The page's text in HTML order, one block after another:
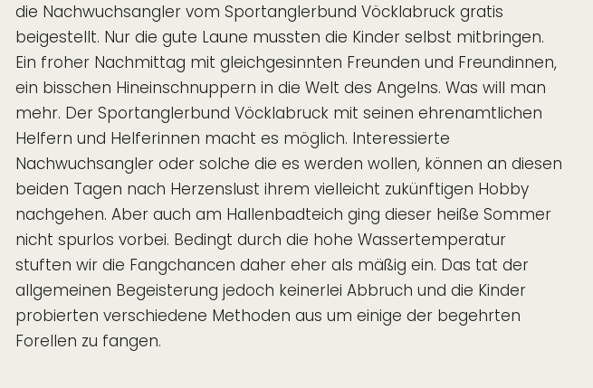
die Nachwuchsangler vom Sportanglerbund Vöcklabruck gratis
beigestellt. Nur die gute Laune mussten die Kinder selbst mitbringen.
Ein froher Nachmittag mit gleichgesinnten Freunden und Freundinnen,
ein bisschen Hineinschnuppern in die Welt des Angelns. Was will man
mehr. Der Sportanglerbund Vöcklabruck mit seinen ehrenamtlichen
Helfern und Helferinnen macht es möglich. Interessierte
Nachwuchsangler oder solche die es werden wollen, können an diesen
beiden Tagen nach Herzenslust ihrem vielleicht zukünftigen Hobby
nachgehen. Aber auch am Hallenbadteich ging dieser heiße Sommer
nicht spurlos vorbei. Bedingt durch die hohe Wassertemperatur
stuften wir die Fangchancen daher eher als mäßig ein. Das tat der
allgemeinen Begeisterung jedoch keinerlei Abbruch und die Kinder
probierten verschiedene Methoden aus um einige der begehrten
Forellen zu fangen.